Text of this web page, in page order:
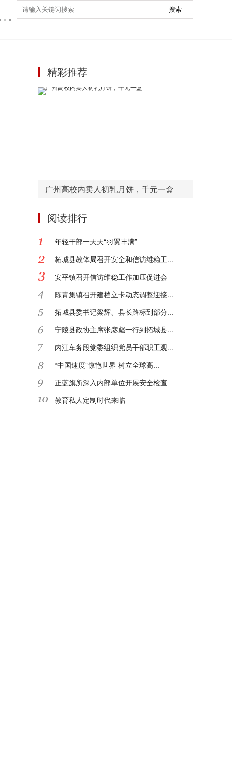
搜索
精彩推荐
广州高校内卖人初乳月饼，千元一盒
阅读排行
年轻干部一天天“羽翼丰满”
柘城县教体局召开安全和信访维稳工...
安平镇召开信访维稳工作加压促进会
陈青集镇召开建档立卡动态调整迎接...
拓城县委书记梁辉、县长路标到部分...
宁陵县政协主席张彦彪一行到拓城县...
内江车务段党委组织党员干部职工观...
“中国速度”惊艳世界 树立全球高...
正蓝旗所深入内部单位开展安全检查
教育私人定制时代来临